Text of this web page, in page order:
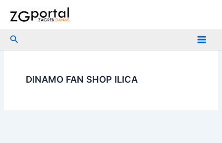
Search
DINAMO FAN SHOP ILICA